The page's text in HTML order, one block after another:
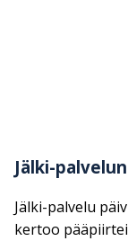
Jälki-
Jälki-palvelu
kertoo